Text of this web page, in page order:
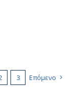
3 Επόμενο